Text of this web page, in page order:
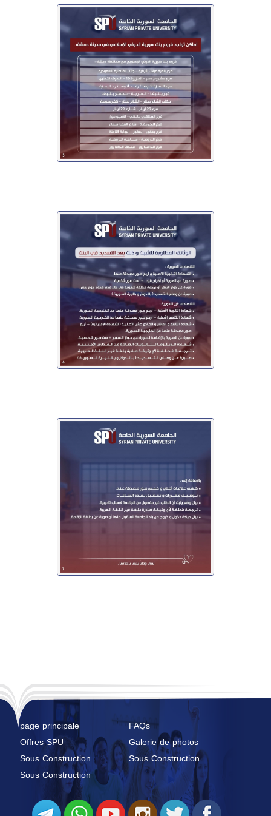
page principale
FAQs
Offres SPU
Galerie de photos
Sous Construction
Sous Construction
Sous Construction